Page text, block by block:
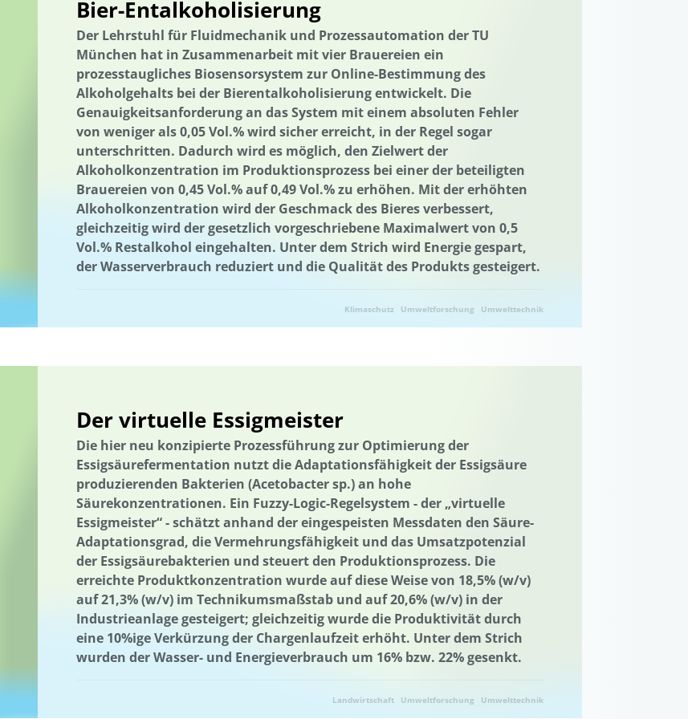
Nachhaltigkeitskompetenzen
Nachhaltigkeitskom-petenzen
Nachhaltige Fischerei
nachhaltiger Gartenbau
Nachhaltige Quartiersentwicklung
Nachhaltige Ernährung
Nachhaltige Regionalentwicklung Erprobung von neuen Methoden
Der russische Krieg gegen die Ukraine
Wärmeenergie
Thüringen
Holzbau in größeren Gebäudevolumina
Trinkwasserversorgung Ukraine
Ukraine
Umweltforschung
Umweltkommunikation Umwelttechnik
Umwelttechnik
Verlassene Landschaften
Vermeidung von Lebensmittelverlusten
Vernetzung
Wälder und Waldschutz
Wärmeenergie Wärmeversorgung Wasser/Gewässer
Wasseraufbereitung
Wasseraufbereitung; Valorisierung organischer Reststoffe; Partizipation und Wissenstransfer
Wasserressourcen
Wasserverfügbarkeit Wasserversorgung Wasserwirtschaft
Abwärme
Wasserwirtschaft
Wasseraufbereitung; Valorisierung organischer Reststoffe; Partizipation und Wissenstransfer
Bier-Entalkoholisierung
Der Lehrstuhl für Fluidmechanik und Prozessautomation der TU
München hat in Zusammenarbeit mit vier Brauereien ein
prozesstaugliches Biosensorsystem zur Online-Bestimmung des
Alkoholgehalts bei der Bierentalkoholisierung entwickelt. Die
Genauigkeitsanforderung an das System mit einem absoluten Fehler
von weniger als 0,05 Vol.% wird sicher erreicht, in der Regel sogar
unterschritten. Dadurch wird es möglich, den Zielwert der
Alkoholkonzentration im Produktionsprozess bei einer der beteiligten
Brauereien von 0,45 Vol.% auf 0,49 Vol.% zu erhöhen. Mit der erhöhten
Alkoholkonzentration wird der Geschmack des Bieres verbessert,
gleichzeitig wird der gesetzlich vorgeschriebene Maximalwert von 0,5
Vol.% Restalkohol eingehalten. Unter dem Strich wird Energie gespart,
der Wasserverbrauch reduziert und die Qualität des Produkts gesteigert.
Klimaschutz Umweltforschung Umwelttechnik
Der virtuelle Essigmeister
Die hier neu konzipierte Prozessführung zur Optimierung der
Essigsäurefermentation nutzt die Adaptationsfähigkeit der Essigsäure
produzierenden Bakterien (Acetobacter sp.) an hohe
Säurekonzentrationen. Ein Fuzzy-Logic-Regelsystem - der „virtuelle
Essigmeister“ - schätzt anhand der eingespeisten Messdaten den Säure-
Adaptationsgrad, die Vermehrungsfähigkeit und das Umsatzpotenzial
der Essigsäurebakterien und steuert den Produktionsprozess. Die
erreichte Produktkonzentration wurde auf diese Weise von 18,5% (w/v)
auf 21,3% (w/v) im Technikumsmaßstab und auf 20,6% (w/v) in der
Industrieanlage gesteigert; gleichzeitig wurde die Produktivität durch
eine 10%ige Verkürzung der Chargenlaufzeit erhöht. Unter dem Strich
wurden der Wasser- und Energieverbrauch um 16% bzw. 22% gesenkt.
Landwirtschaft Umweltforschung Umwelttechnik